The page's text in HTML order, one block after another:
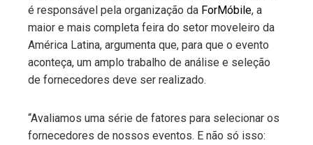
é responsável pela organização da ForMóbile, a
maior e mais completa feira do setor moveleiro da
América Latina, argumenta que, para que o evento
aconteça, um amplo trabalho de análise e seleção
de fornecedores deve ser realizado.
“Avaliamos uma série de fatores para selecionar os
fornecedores de nossos eventos. E não só isso: